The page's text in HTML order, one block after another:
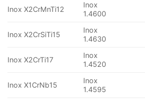
Inox X2CrMnTi12
Inox
1.4600
Inox X2CrSiTi15
Inox
1.4630
Inox X2CrTi17
Inox
1.4520
Inox X1CrNb15
Inox
1.4595